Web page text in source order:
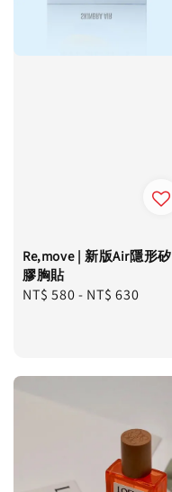
Re,move | 新版Air隱形矽
膠胸貼
Regular
NT$ 580- NT$ 630